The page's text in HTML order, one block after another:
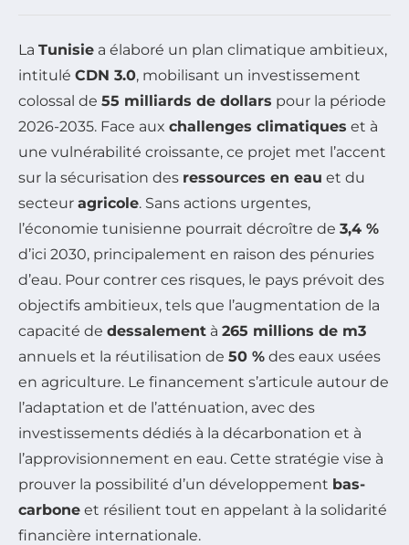
La Tunisie a élaboré un plan climatique ambitieux,
intitulé CDN 3.0, mobilisant un investissement
colossal de 55 milliards de dollars pour la période
2026-2035. Face aux challenges climatiques et à
une vulnérabilité croissante, ce projet met l’accent
sur la sécurisation des ressources en eau et du
secteur agricole. Sans actions urgentes,
l’économie tunisienne pourrait décroître de 3,4 %
d’ici 2030, principalement en raison des pénuries
d’eau. Pour contrer ces risques, le pays prévoit des
objectifs ambitieux, tels que l’augmentation de la
capacité de dessalement à 265 millions de m3
annuels et la réutilisation de 50 % des eaux usées
en agriculture. Le financement s’articule autour de
l’adaptation et de l’atténuation, avec des
investissements dédiés à la décarbonation et à
l’approvisionnement en eau. Cette stratégie vise à
prouver la possibilité d’un développement bas-
carbone et résilient tout en appelant à la solidarité
financière internationale.